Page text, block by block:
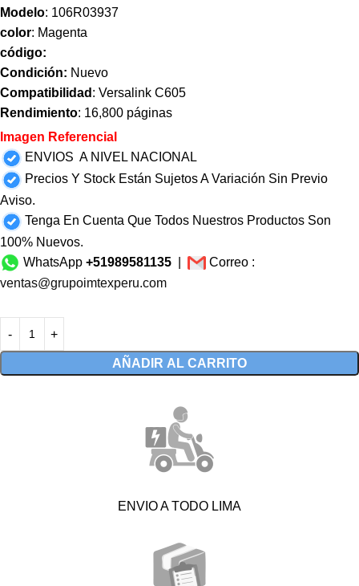
Modelo: 106R03937
color: Magenta
código:
Condición: Nuevo
Compatibilidad : Versalink C605
Rendimiento: 16,800 páginas
Imagen Referencial
ENVIOS A NIVEL NACIONAL
Precios Y Stock Están Sujetos A Variación Sin Previo
Aviso.
Tenga En Cuenta Que Todos Nuestros Productos Son
100% Nuevos.
WhatsApp +51989581135
Correo :
ventas@grupoimtexperu.com
AÑADIR AL CARRITO
ENVIO A TODO LIMA